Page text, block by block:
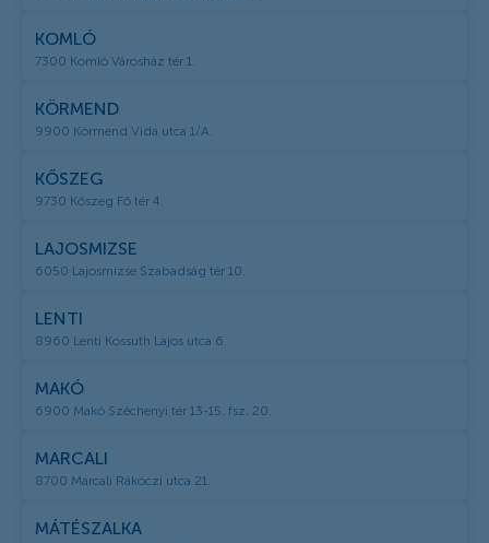
KOMLÓ
7300 Komló Városház tér 1.
KÖRMEND
9900 Körmend Vida utca 1/A.
KŐSZEG
9730 Kőszeg Fő tér 4.
LAJOSMIZSE
6050 Lajosmizse Szabadság tér 10.
LENTI
8960 Lenti Kossuth Lajos utca 6.
MAKÓ
6900 Makó Széchenyi tér 13-15. fsz. 20.
MARCALI
8700 Marcali Rákóczi utca 21.
MÁTÉSZALKA